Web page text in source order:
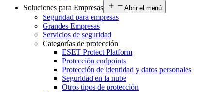
Soluciones para Empresas
Abrir el menú
Seguridad para empresas
Grandes Empresas
Servicios de seguridad
Categorías de protección
ESET Protect Platform
Protección endpoints
Protección de identidad y datos personales
Seguridad en la nube
Otros tipos de protección